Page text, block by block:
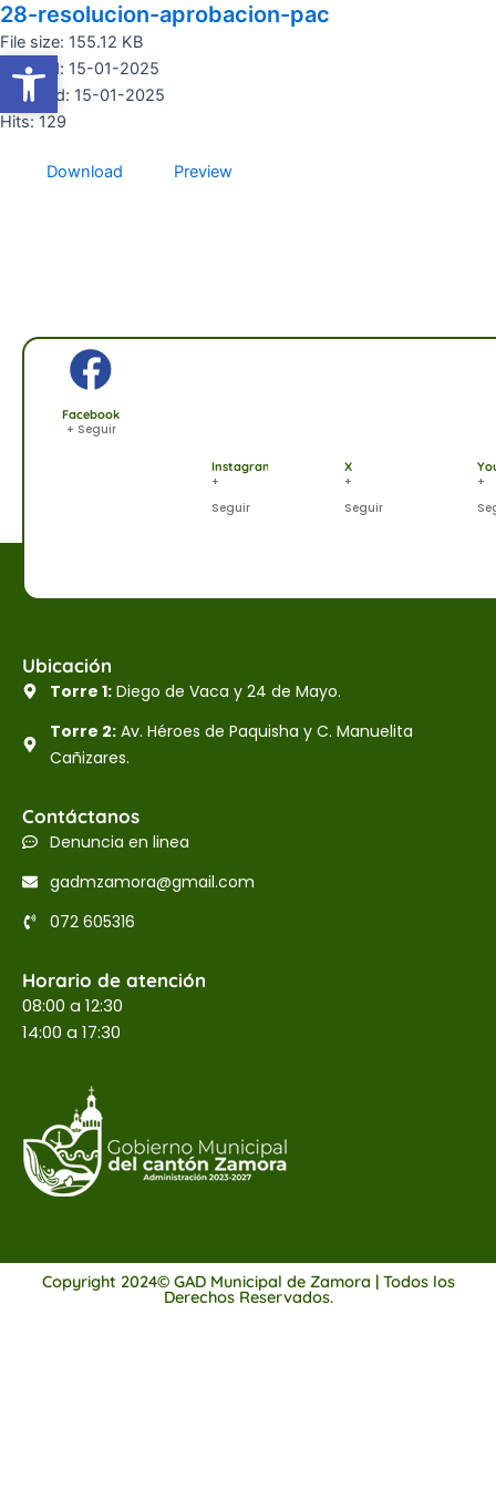
Abrir barra de herramientas
Ir
al
contenido
28-resolucion-aprobacion-pac
File size: 155.12 KB
Created: 15-01-2025
Updated: 15-01-2025
Hits: 129
Download Preview
Facebook
+ Seguir
Instagram
+
Seguir
X
+
Seguir
+
Ubicación
Torre 1:Diego de Vaca y 24 de Mayo.
Torre 2:Av. Héroes de Paquisha y C. Manuelita
Cañizares.
Contáctanos
Denuncia en linea
gadmzamora@gmail.com
072 605316
Horario de atención
08:00 a 12:30
14:00 a 17:30
Copyright 2024© GAD Municipal de Zamora | Todos los
Derechos Reservados.
Abrir barra de herramientas